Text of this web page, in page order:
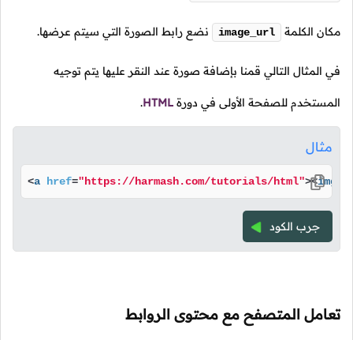
مكان الكلمة image_url نضع رابط الصورة التي سيتم عرضها.
في المثال التالي قمنا بإضافة صورة عند النقر عليها يتم توجيه
المستخدم للصفحة الأولى في دورة HTML
.
مثال
<a href="https://harmash.com/tutorials/html"><img
جرب الكود
تعامل المتصفح مع محتوى الروابط